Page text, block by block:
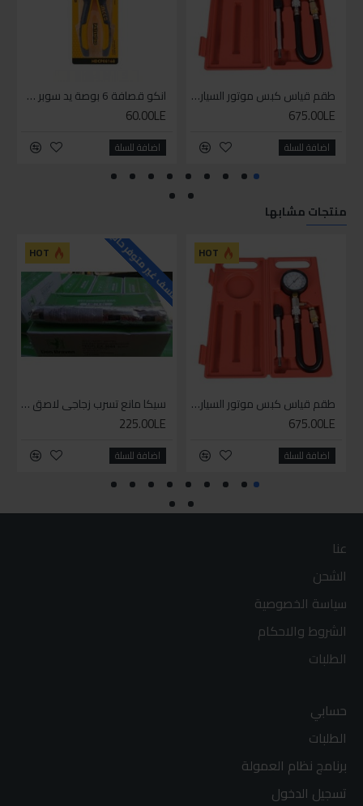
طقم قياس كبس موتور السياره 3 ق
675.00LE
اضافة للسلة
انكو قصافة 6 بوصة يد سوبر وان
60.00LE
اضافة للسلة
منتجات مشابها
HOT
طقم قياس كبس موتور السياره 3 ق
675.00LE
اضافة للسلة
HOT للاسف غير متوفر حاليا
سيكا مانع تسرب زجاجي لاصق اسود 600 مل
225.00LE
اضافة للسلة
عنا
الشحن
سياسة الخصوصية
الشروط والاحكام
الطلبات
حسابي
الطلبات
برنامج نظام العمولة
تسجيل الدخول